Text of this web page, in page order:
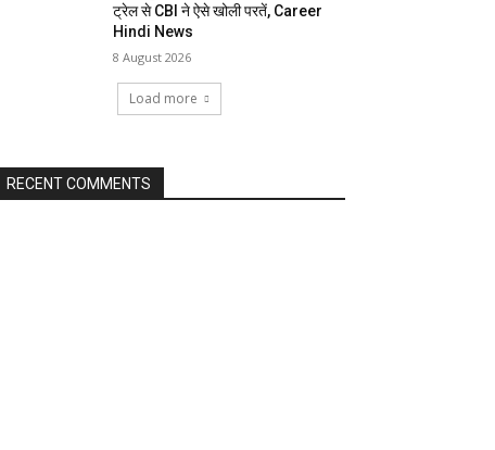
ट्रेल से CBI ने ऐसे खोली परतें, Career
Hindi News
8 August 2026
Load more
RECENT COMMENTS